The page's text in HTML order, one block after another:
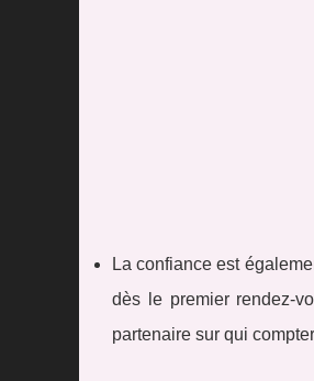
La confiance est
dès le premier rendez-
partenaire sur qui